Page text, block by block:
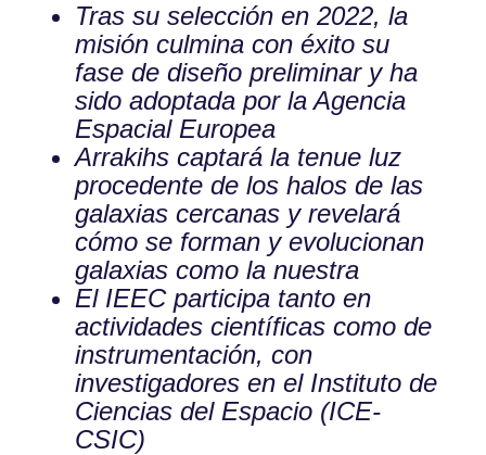
Tras su selección en 2022, la
misión culmina con éxito su
fase de diseño preliminar y ha
sido adoptada por la Agencia
Espacial Europea
Arrakihs captará la tenue luz
procedente de los halos de las
galaxias cercanas y revelará
cómo se forman y evolucionan
galaxias como la nuestra
El IEEC participa tanto en
actividades científicas como de
instrumentación, con
investigadores en el Instituto de
Ciencias del Espacio (ICE-
CSIC)